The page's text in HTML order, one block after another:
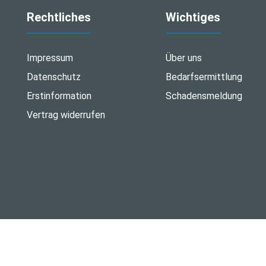
Rechtliches
Impressum
Datenschutz
Erstinformation
Vertrag widerrufen
Wichtiges
Über uns
Bedarfsermittlung
Schadensmeldung